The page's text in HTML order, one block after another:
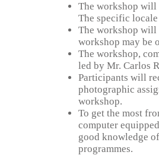
The workshop will
The specific
The workshop will
workshop may be
The workshop,
led by Mr. Carlos
Participants will
photographic
workshop.
To get the most
computer
good knowledge
programmes.